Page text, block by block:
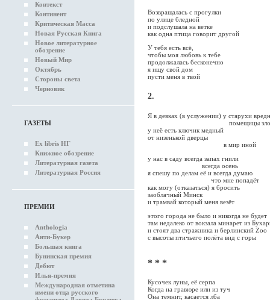
Контекст
Континент
Критическая Масса
Новая Русская Книга
Новое литературное
обозрение
Новый Мир
Октябрь
Стороны света
Черновик
ГАЗЕТЫ
Ex libris НГ
Книжное обозрение
Литературная газета
Литературная Россия
ПРЕМИИ
Anthologia
Анти-Букер
Большая книга
Бунинская премия
Дебют
Илья-премия
Международная отметина
имени отца русского
Возвращалась с прогулки
по улице бледной
и подслушала на ветке
как одна птица говорит другой
У тебя есть всё,
чтобы моя любовь к тебе
продолжалась бесконечно
я ищу свой дом
пусти меня в твой
2.
Я в девках (в услужении) у старухи
помещицы
у неё есть ключик медный
от низенькой дверцы
в мир иной
у нас в саду всегда запах гнили
всегда осень
я спешу по делам её и всегда думаю
что мне попадёт
как могу (отказаться) я бросить
заоблачный Минск
и трамвай который меня везёт
этого города не было и никогда не будет
там недалеко от вокзала минарет из
и стоят два стражника и берлинский Zoo
с высоты птичьего полёта вид с горы
* * *
Кусочек луны, её серпа
Когда на гравюре или из туч
Она темнит, касается лба